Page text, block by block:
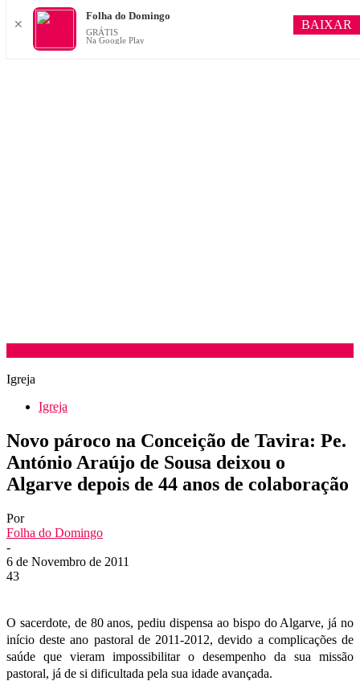
Igreja
Igreja
Novo pároco na Conceição de Tavira: Pe.
António Araújo de Sousa deixou o
Algarve depois de 44 anos de colaboração
Por
Folha do Domingo
-
6 de Novembro de 2011
43
O sacerdote, de 80 anos, pediu dispensa ao bispo do Algarve, já no
início deste ano pastoral de 2011-2012, devido a complicações de
saúde que vieram impossibilitar o desempenho da sua missão
pastoral, já de si dificultada pela sua idade avançada.
✕
Folha do Domingo
GRÁTIS
Na Google Play
BAIXAR